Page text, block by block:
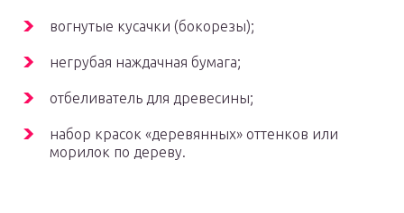
вогнутые кусачки (бокорезы);
негрубая наждачная бумага;
отбеливатель для древесины;
набор красок «деревянных» оттенков или
морилок по дереву.